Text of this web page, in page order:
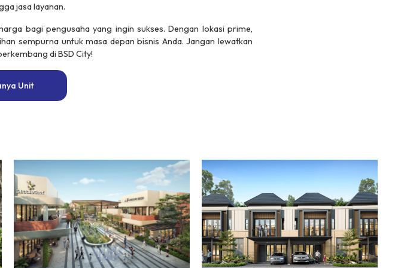
jasa layanan.
bagi pengusaha yang ingin sukses. Dengan lokasi prime,
sempurna untuk masa depan bisnis Anda. Jangan lewatkan
di BSD City!
Unit